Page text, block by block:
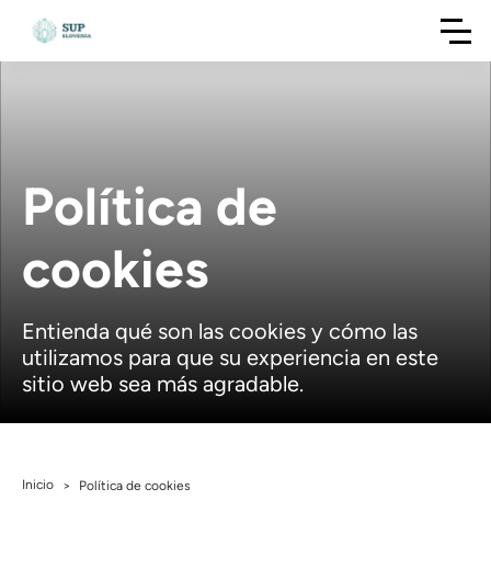
Política de
cookies
Entienda qué son las cookies y cómo las
utilizamos para que su experiencia en este
sitio web sea más agradable.
Inicio > Política de cookies